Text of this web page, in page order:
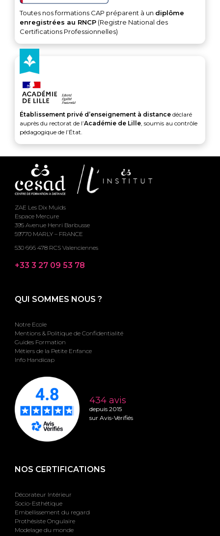
Toutes nos formations CAP préparent à un diplôme
enregistrées au RNCP (Registre National des
Certifications Professionnelles)
Établissement privé d’enseignement à distance déclaré
auprès du rectorat de l’Académie de Lille, soumis au contrôle
pédagogique de l’État.
ZAE Les Dix Muids
Espace Mercure
395 Avenue Henri Barbusse
59770 MARLY – FRANCE
530 666 478 RCS Valenciennes
+33 3 27 09 53 78
QUI SOMMES NOUS ?
Notre Ecole
Mentions & Politique de Confidentialité
Guides Formation
Métiers de la Petite Enfance
Info Handicap
434 avis
depuis 2015
sur Avis-Vérifiés
NOS CERTIFICATIONS
Décorateur Intérieur
Socio-Esthétique
Embellissement du regard
Prothésiste Ongulaire
Modelage du monde